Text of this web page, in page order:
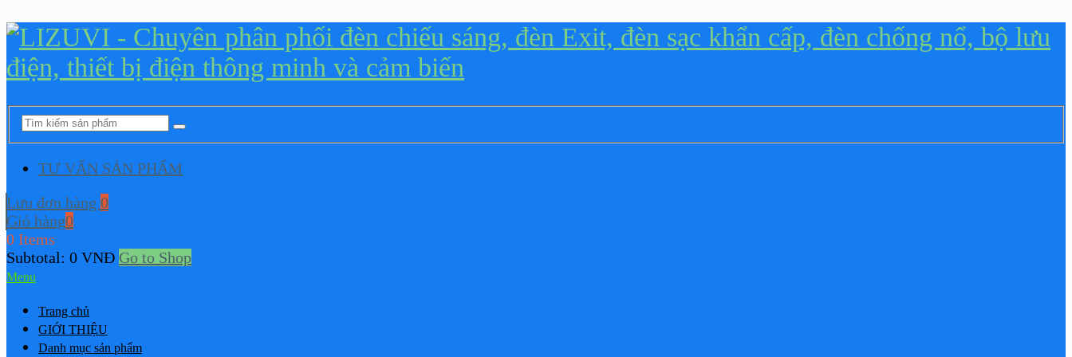
TƯ VẤN SẢN PHẨM
Lưu đơn hàng 0
Giỏ hàng0
0 Items
Subtotal: 0 VNĐ Go to Shop
Menu
Trang chủ
GIỚI THIỆU
Danh mục sản phẩm